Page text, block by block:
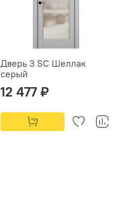
Дверь 3 SC Шеллак
серый
12 477 ₽